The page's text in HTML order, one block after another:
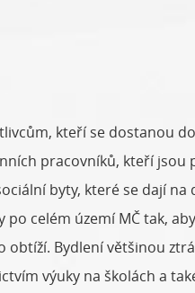
kteří se dostanou
pracovníků, kteří
byty, které se dají
celém území MČ tak,
obtíží. Bydlení většinou
výuky na školách a